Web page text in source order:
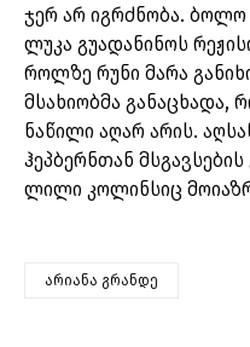
ჯერ არ იგრძნობა.
ლუკა გუადანინოს
როლზე რუნი მარა
მსახიობმა განაცხადა,
ნაწილი აღარ არის.
ჰეპბერნთან
ლილი კოლინსიც
არიანა გრანდე